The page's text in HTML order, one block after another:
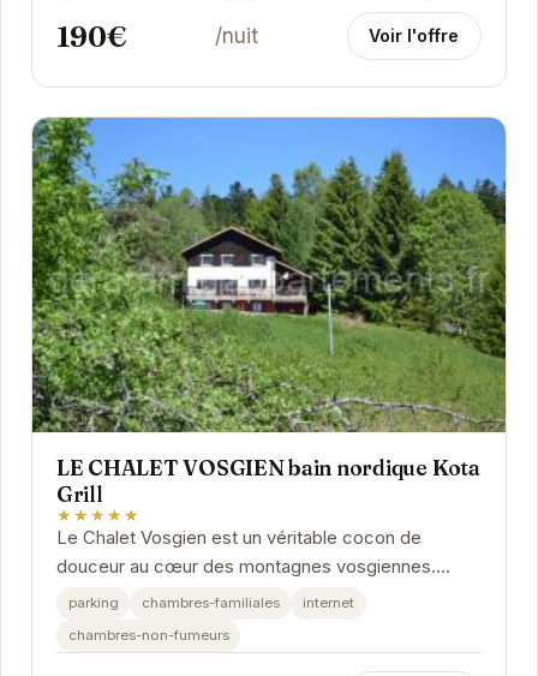
190€ /nuit Voir l'offre
LE CHALET VOSGIEN bain nordique Kota
Grill
★★★★★
Le Chalet Vosgien est un véritable cocon de
douceur au cœur des montagnes vosgiennes.
Profitez d'un moment de détente dans le bain
parking chambres-familiales
internet
chambres-non-fumeurs